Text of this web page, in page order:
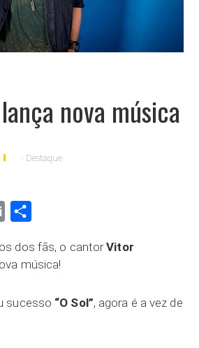
nova música
Destaque
Email
dos fãs, o cantorVitor
música!
sucesso “O Sol”, agora é a vez de